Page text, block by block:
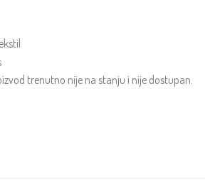
trenutno nije na stanju i nije dostupan.